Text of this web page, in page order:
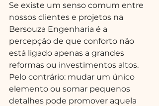
Se existe um senso comum entre
nossos clientes e projetos na
Bersouza Engenharia é a
percepção de que conforto não
está ligado apenas a grandes
reformas ou investimentos altos.
Pelo contrário: mudar um único
elemento ou somar pequenos
detalhes pode promover aquela